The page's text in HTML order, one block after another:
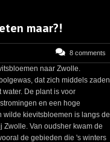
maar?!
8 comments
naar Zwolle.
dat zich middels zaden
De plant is voor
en een hoge
wilde kievitsbloemen is langs de
Zwolle. Van oudsher kwam de
de gebieden die 's winters